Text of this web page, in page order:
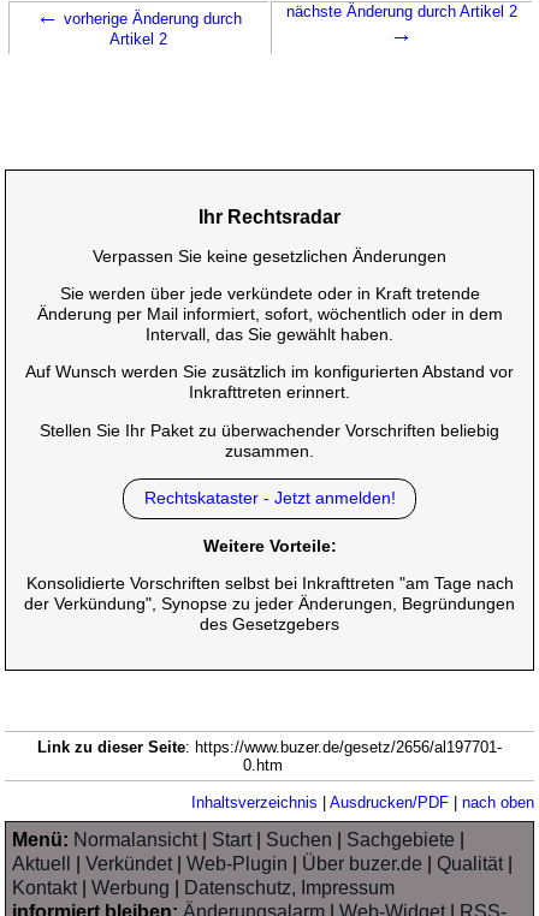
← vorherige Änderung durch
Artikel 2
nächste Änderung durch Artikel 2
→
Ihr Rechtsradar
Verpassen Sie keine gesetzlichen Änderungen
Sie werden über jede verkündete oder in Kraft tretende
Änderung per Mail informiert, sofort, wöchentlich oder in dem
Intervall, das Sie gewählt haben.
Auf Wunsch werden Sie zusätzlich im konfigurierten Abstand vor
Inkrafttreten erinnert.
Stellen Sie Ihr Paket zu überwachender Vorschriften beliebig
zusammen.
Rechtskataster - Jetzt anmelden!
Weitere Vorteile:
Konsolidierte Vorschriften selbst bei Inkrafttreten "am Tage nach
der Verkündung", Synopse zu jeder Änderungen, Begründungen
des Gesetzgebers
Link zu dieser Seite: https://www.buzer.de/gesetz/2656/al197701-
0.htm
Inhaltsverzeichnis Ausdrucken/PDF| nach oben
Menü: Normalansicht| Start| Suchen Sachgebiete
Aktuell
|Verkündet|Web-Plugin Über buzer.de |Qualität|
Kontakt|Werbung
Datenschutz, Impressum